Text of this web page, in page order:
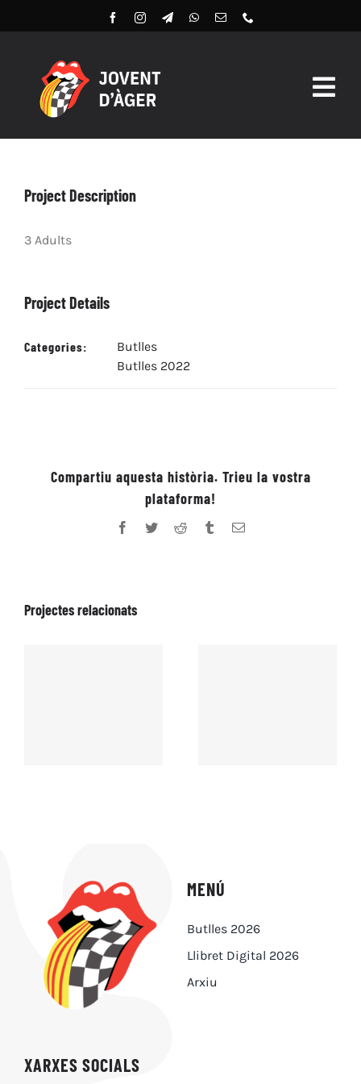
to
Llibret Digital 2026
Arxiu
Project Description
3 Adults
Project Details
Categories:
Butlles
Butlles 2022
Compartiu aquesta història. Trieu la vostra
plataforma!
Facebook
TwitterReddit TumblrEmail:
Projectes relacionats
MENÚ
Butlles 2026
Llibret Digital 2026
Arxiu
XARXES SOCIALS